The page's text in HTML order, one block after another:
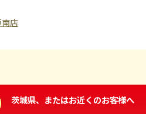
店
茨城県、またはお近くのお客様へ